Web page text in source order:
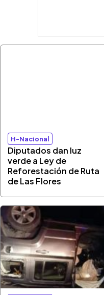
H-Nacional
Diputados dan luz
verde a Ley de
Reforestación de Ruta
de Las Flores